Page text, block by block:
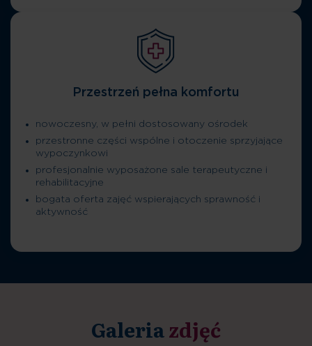
Przestrzeń pełna komfortu
nowoczesny, w pełni dostosowany ośrodek
przestronne części wspólne i otoczenie sprzyjające
wypoczynkowi
profesjonalnie wyposażone sale terapeutyczne i
rehabilitacyjne
bogata oferta zajęć wspierających sprawność i
aktywność
Galeriazdjęć